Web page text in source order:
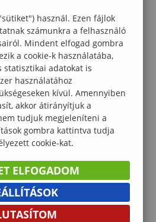
OLDALRA
használ. Ezen fájlok
számunkra a felhasználó
Mindent elfogad gombra
a cookie-k használatába,
statisztikai adatokat is
használatához
kívül. Amennyiben
akkor átirányítjuk a
tudjuk megjeleníteni a
gombra kattintva tudja
cookie-kat.
ELFOGADOM